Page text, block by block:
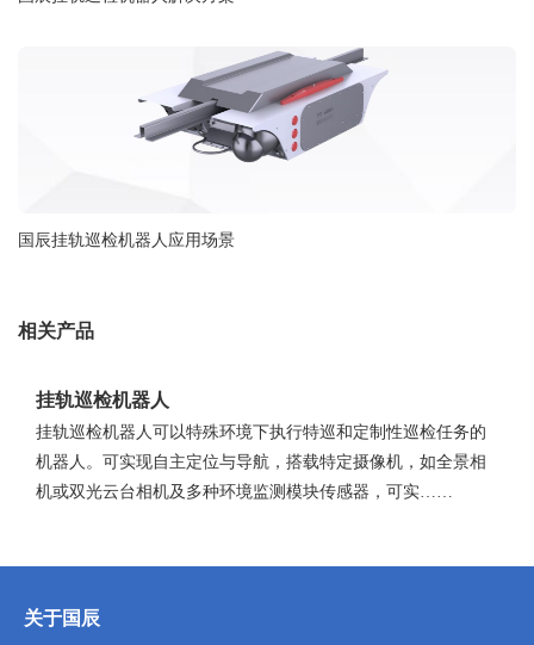
国辰挂轨巡检机器人应用场景
相关产品
挂轨巡检机器人
挂轨巡检机器人可以特殊环境下执行特巡和定制性巡检任务的
机器人。可实现自主定位与导航，搭载特定摄像机，如全景相
机或双光云台相机及多种环境监测模块传感器，可实……
关于国辰